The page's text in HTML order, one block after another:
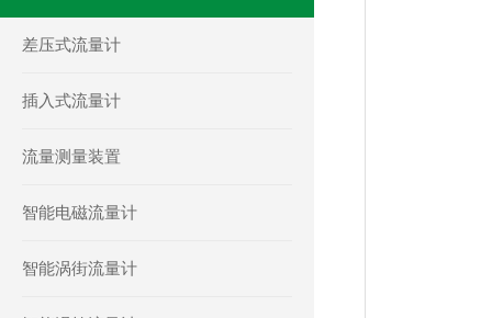
差压式流量计
插入式流量计
流量测量装置
智能电磁流量计
智能涡街流量计